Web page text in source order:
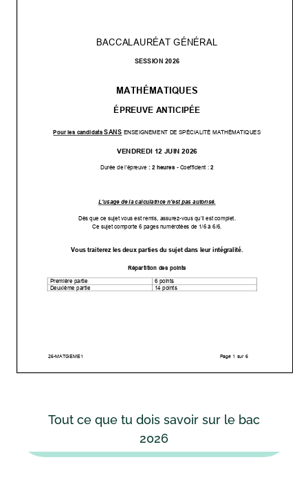
Tout ce que tu dois savoir sur le bac
2026